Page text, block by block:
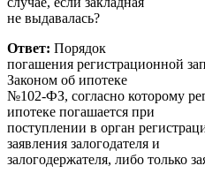
не выдавалась?
Ответ: Порядок
погашения регистрационной
Законом об ипотеке
№102-ФЗ, согласно которому
ипотеке погашается при
поступлении в орган
заявления залогодателя и
залогодержателя, либо только